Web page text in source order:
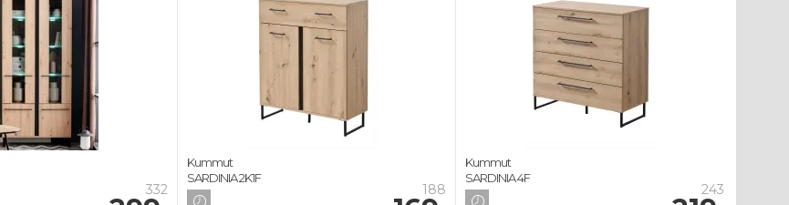
332 188
Kummut
SARDINIA 2K1F
243
Kummut
SARDINIA 4F